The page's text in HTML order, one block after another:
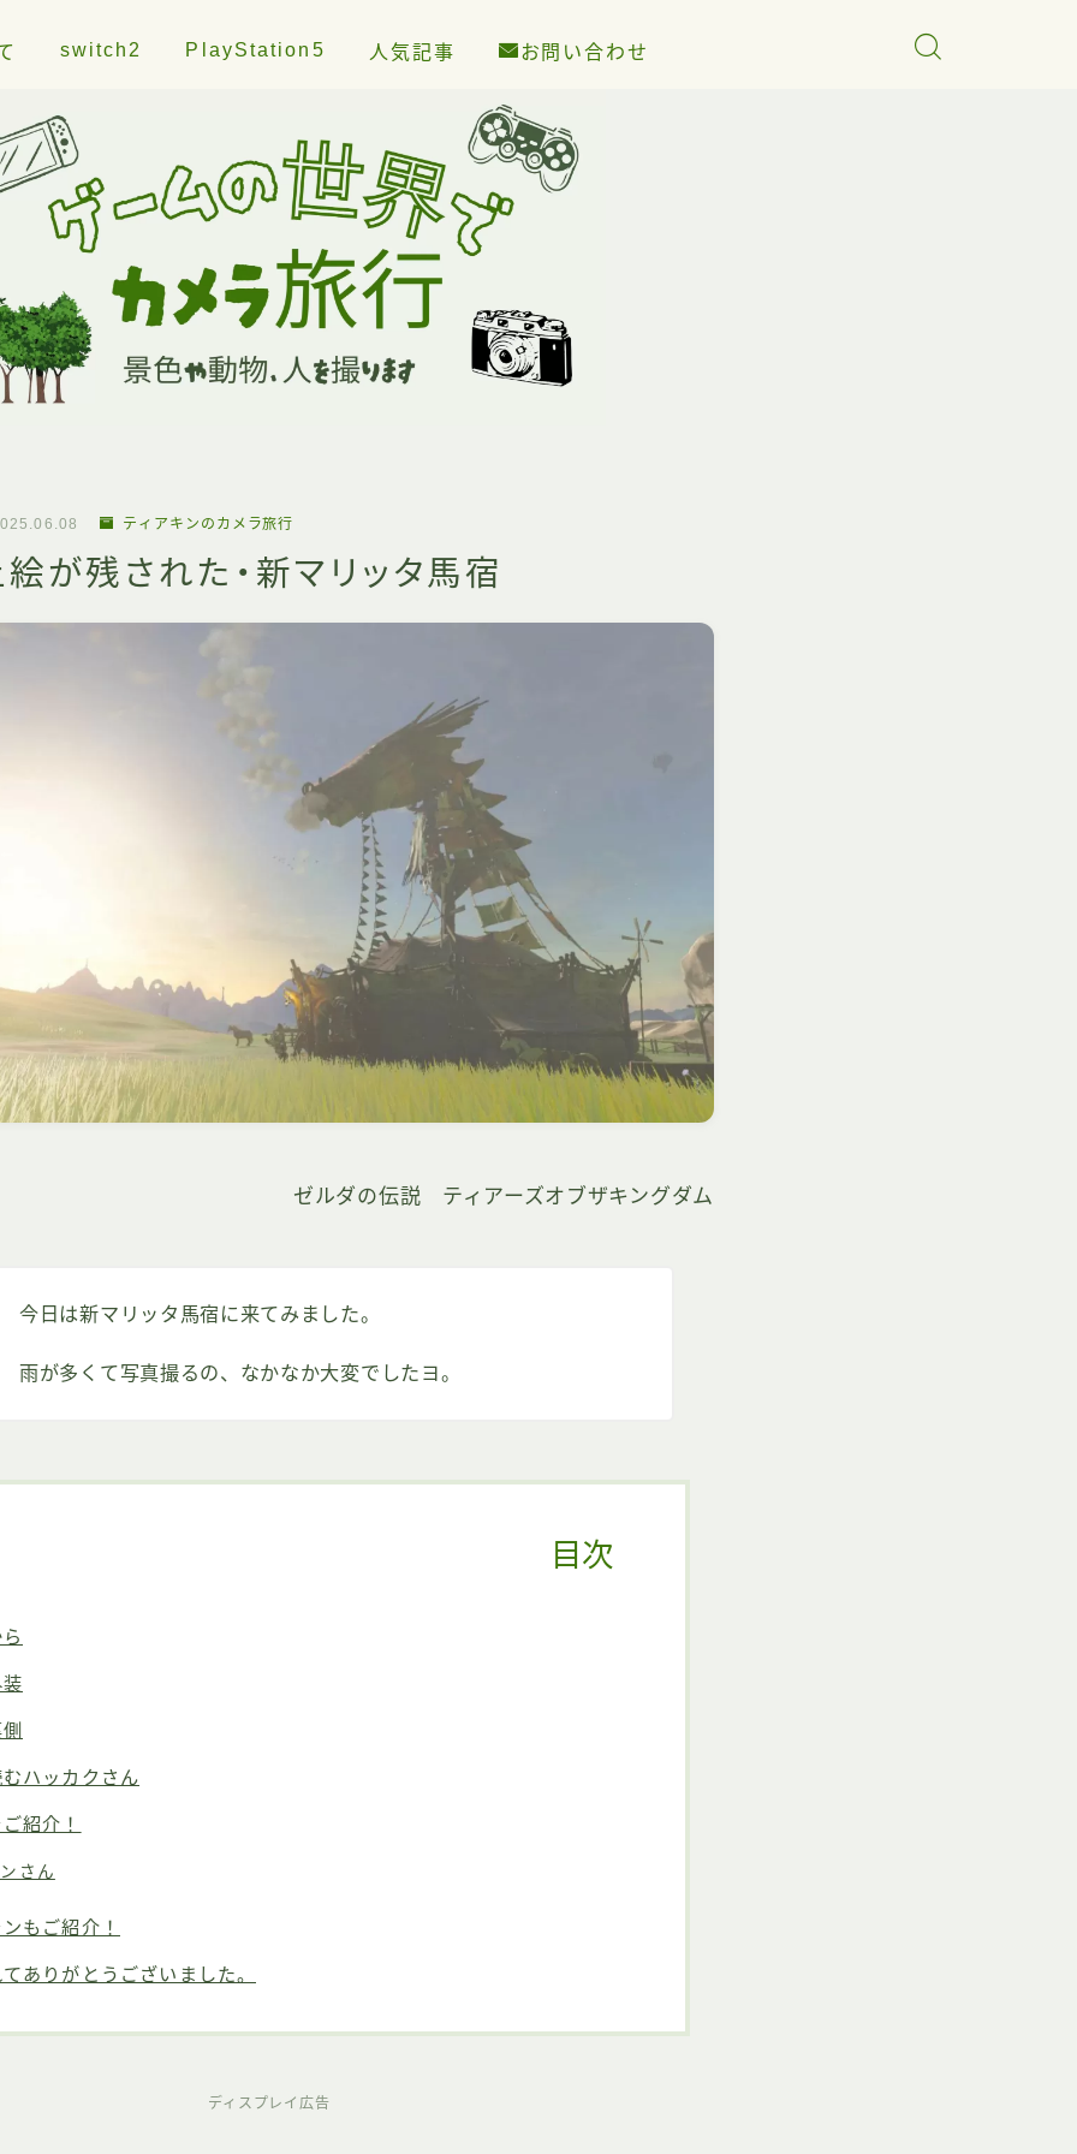
switch2 PlayStation5 人気記事 お問い合わせ
ティアキンのカメラ旅行
が残された・新マリッタ馬宿
ゼルダの伝説 ティアーズオブザキングダム
今日は新マリッタ馬宿に来てみました。
雨が多くて写真撮るの、なかなか大変でしたヨ。
目次
ハッカクさん
紹介！
さん
もご紹介！
ありがとうございました。
ディスプレイ広告